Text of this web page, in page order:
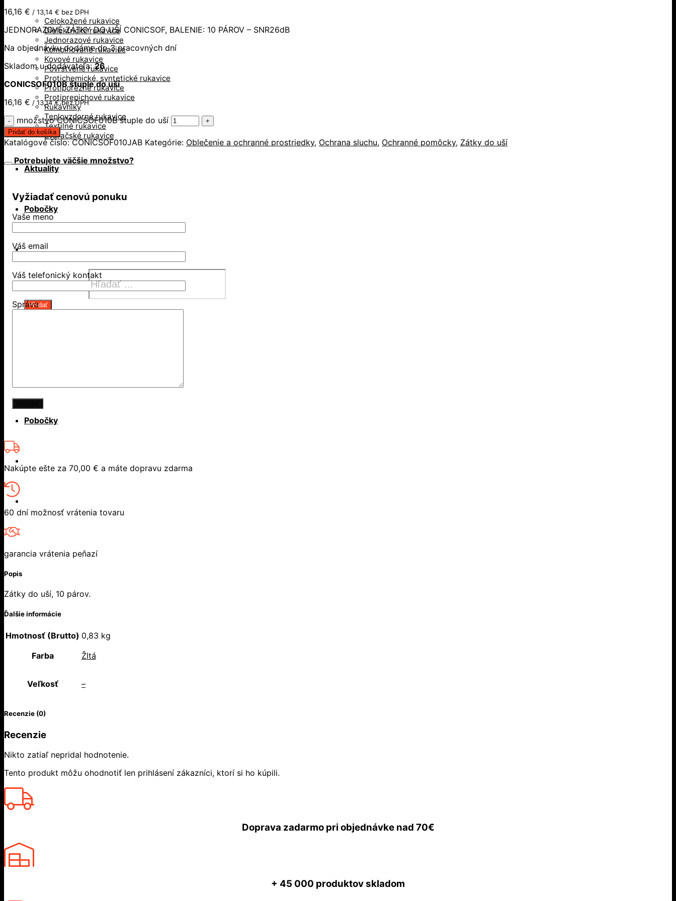
Celokožené rukavice
Dielektrické rukavice
Jednorazové rukavice
Kombinované rukavice
Kovové rukavice
Povrstvené rukavice
Protichemické, syntetické rukavice
Protiporézne rukavice
Protiprepichové rukavice
Rukávniky
Teplovzdorné rukavice
Textilné rukavice
Zváračské rukavice
Aktuality
Pobočky
Products search
Hľadať
Pobočky
16,16 € / 13,14 € bez DPH
JEDNORAZOVÉ ZÁTKY DO UŠÍ CONICSOF, BALENIE: 10 PÁROV – SNR26dB
Na objednávku dodáme do 3 pracovných dní
Skladom u dodávateľa: 26
CONICSOF010B štuple do uší
16,16 € / 13,14€bez DPH
množstvo CONICSOF010B štuple do uší
Pridať do košíka
Katalógové číslo:CONICSOF010JAB Kategórie: Oblečenie a ochranné prostriedky, Ochrana sluchu, Ochranné pomôcky, Zátky do uší
Potrebujete väčšie množstvo?
Vyžiadať cenovú ponuku
Vaše meno
Váš email
Váš telefonický kontakt
Správa
Nakúpte ešte za 70,00 € a máte dopravu zdarma
60 dní možnosť vrátenia tovaru
garancia vrátenia peňazí
Popis
Zátky do uší, 10 párov.
Ďalšie informácie
Hmotnosť (Brutto) 0,83 kg
Farba
Žltá
Veľkosť –
Recenzie (0)
Recenzie
Nikto zatiaľ nepridal hodnotenie.
Tento produkt môžu ohodnotiť len prihlásení zákazníci, ktorí si ho kúpili.
Doprava zadarmo pri objednávke nad 70€
+ 45 000 produktov skladom